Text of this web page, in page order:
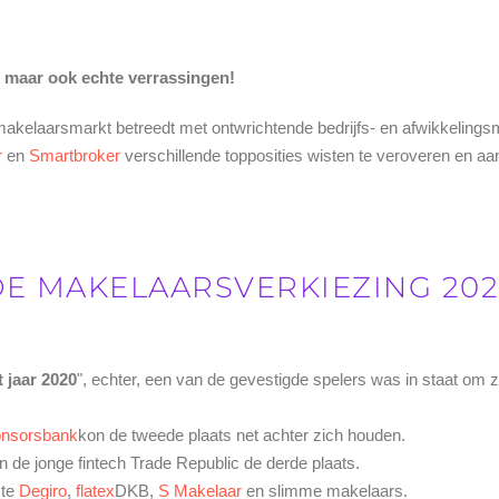
ook echte verrassingen!
betreedt met ontwrichtende bedrijfs- en
en Smartbroker verschillende topposities wisten te veroveren en
MAKELAARSVERKIEZING
jaar 2020", echter, een van de gevestigde spelers was in staat om
kon de tweede plaats net achter zich houden.
jonge fintech Trade Republic de derde plaats.
Degiro, flatexDKB, S Makelaar en slimme makelaars.